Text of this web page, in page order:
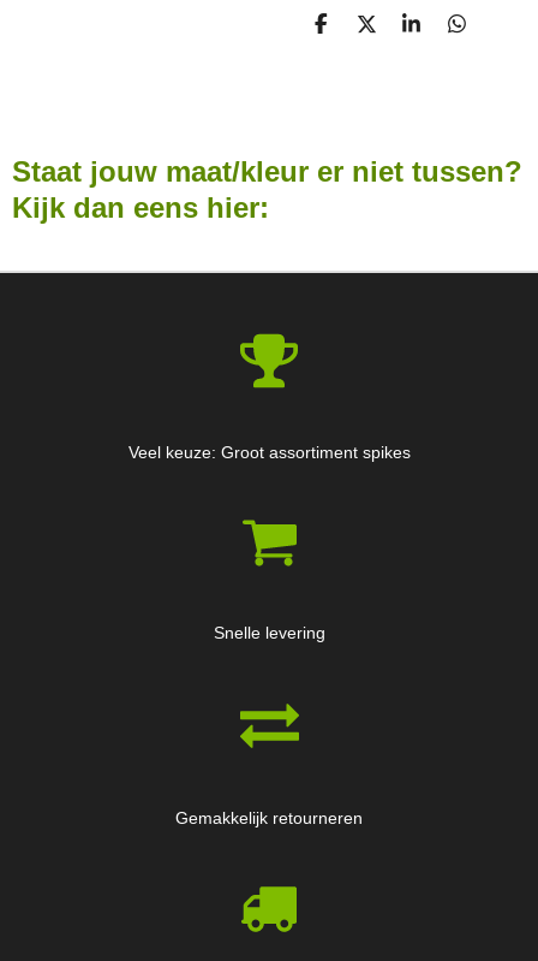
D
D
S
D
Staat jouw maat/kleur er niet tussen?
Kijk dan eens hier:
Veel keuze: Groot assortiment spikes
Snelle levering
Gemakkelijk retourneren